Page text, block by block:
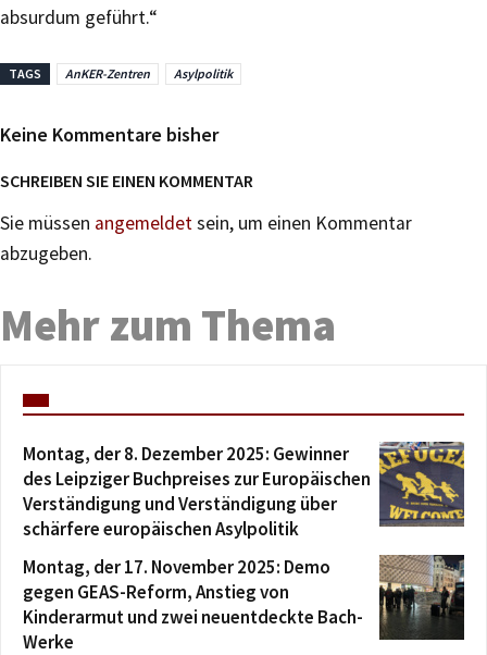
absurdum geführt.“
TAGS AnKER-Zentren Asylpolitik
Keine Kommentare bisher
SCHREIBEN SIE EINEN KOMMENTAR
Sie müssen angemeldetsein, um einen Kommentar
abzugeben.
Mehr zum Thema
Montag, der 8. Dezember 2025: Gewinner
des Leipziger Buchpreises zur Europäischen
Verständigung und Verständigung über
schärfere europäischen Asylpolitik
Montag, der 17. November 2025: Demo
gegen GEAS-Reform, Anstieg von
Kinderarmut und zwei neuentdeckte Bach-
Werke